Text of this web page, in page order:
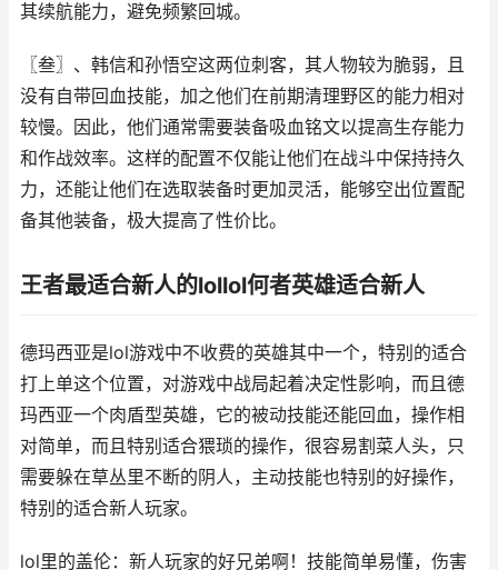
其续航能力，避免频繁回城。
〖叁〗、韩信和孙悟空这两位刺客，其人物较为脆弱，且
没有自带回血技能，加之他们在前期清理野区的能力相对
较慢。因此，他们通常需要装备吸血铭文以提高生存能力
和作战效率。这样的配置不仅能让他们在战斗中保持持久
力，还能让他们在选取装备时更加灵活，能够空出位置配
备其他装备，极大提高了性价比。
王者最适合新人的lollol何者英雄适合新人
德玛西亚是lol游戏中不收费的英雄其中一个，特别的适合
打上单这个位置，对游戏中战局起着决定性影响，而且德
玛西亚一个肉盾型英雄，它的被动技能还能回血，操作相
对简单，而且特别适合猥琐的操作，很容易割菜人头，只
需要躲在草丛里不断的阴人，主动技能也特别的好操作，
特别的适合新人玩家。
lol里的盖伦：新人玩家的好兄弟啊！技能简单易懂，伤害